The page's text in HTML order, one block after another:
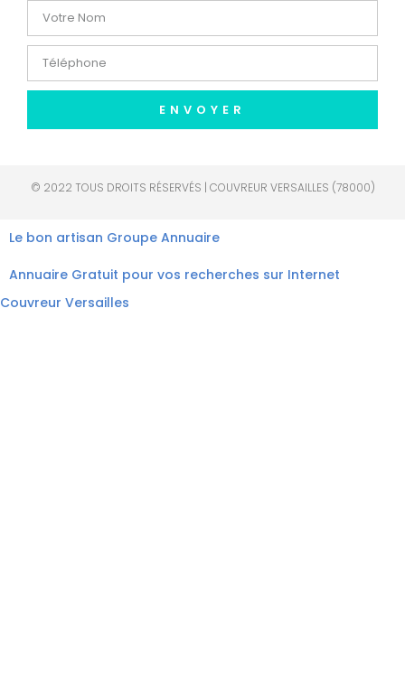
ENVOYER
© 2022 TOUS DROITS RÉSERVÉS | COUVREUR VERSAILLES (78000)
Le bon artisan Groupe Annuaire
Annuaire Gratuit pour vos recherches sur Internet
Couvreur Versailles